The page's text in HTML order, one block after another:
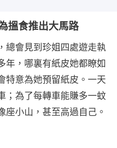
搵食推出大馬路
總會見到珍姐四處遊走執
年，哪裏有紙皮她都瞭如
特意為她預留紙皮。一天
；為了每轉車能賺多一蚊
座小山，甚至高過自己。